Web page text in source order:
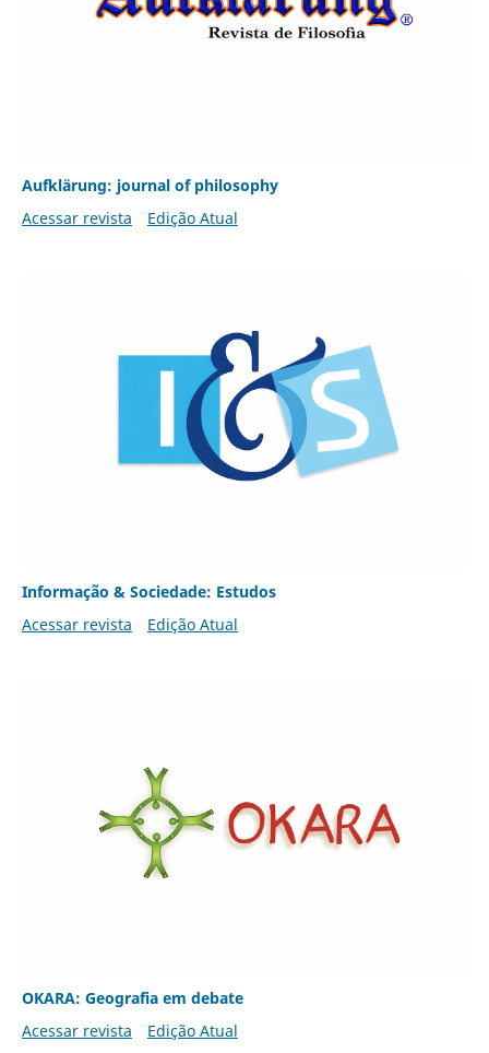
Aufklärung: journal of philosophy
Acessar revista
Edição Atual
Informação & Sociedade: Estudos
Acessar revista
Edição Atual
OKARA: Geografia em debate
Acessar revista
Edição Atual